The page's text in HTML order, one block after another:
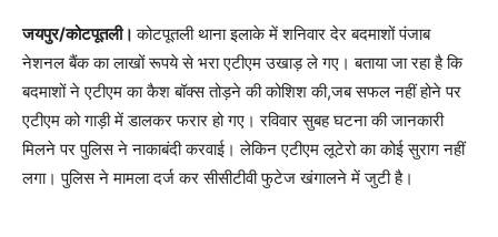
जयपुर/कोटपूतली।कोटपूतली थाना इलाके में शनिवार देर बदमाशों पंजाब
नेशनल बैंक का लाखों रूपये से भरा एटीएम उखाड़ ले गए। बताया जा रहा है कि
बदमाशों ने एटीएम का कैश बॉक्स तोड़ने की कोशिश की,जब सफल नहीं होने पर
एटीएम को गाड़ी में डालकर फरार हो गए। रविवार सुबह घटना की जानकारी
मिलने पर पुलिस ने नाकाबंदी करवाई। लेकिन एटीएम लूटेरो का कोई सुराग नहीं
लगा। पुलिस ने मामला दर्ज कर सीसीटीवी फुटेज खंगालने में जुटी है।